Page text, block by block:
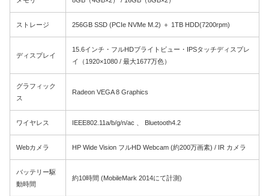
ストレージ 256GB SSD (PCIe NVMe M.2) ＋ 1TB HDD(7200rpm)
ディスプレイ
15.6インチ・フルHDブライトビュー・IPSタッチディスプレ
イ（1920×1080 / 最大1677万色）
グラフィック
ス
Radeon VEGA 8 Graphics
ワイヤレス IEEE802.11a/b/g/n/ac 、 Bluetooth4.2
Webカメラ HP Wide Vision フルHD Webcam (約200万画素) / IR カメラ
バッテリー駆
動時間
約10時間 (MobileMark 2014にて計測)